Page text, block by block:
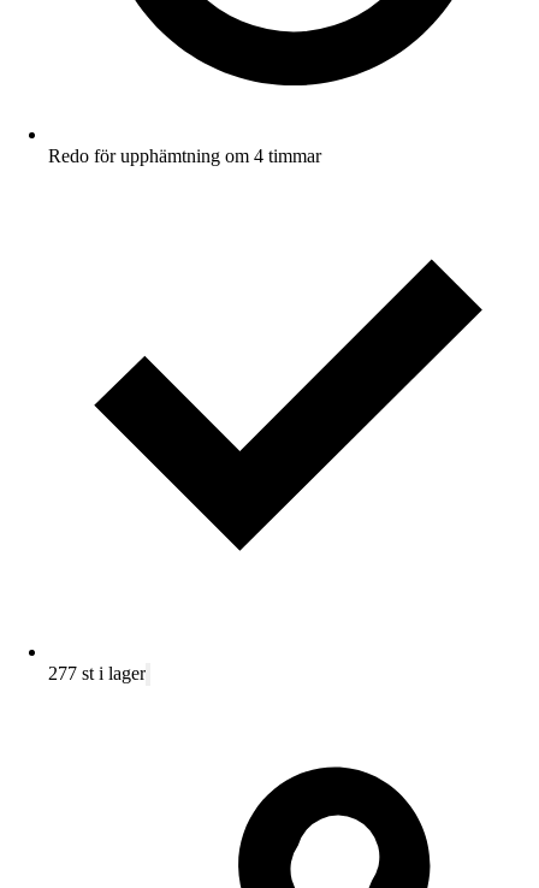
Redo för upphämtning om 4 timmar
277 st i lager